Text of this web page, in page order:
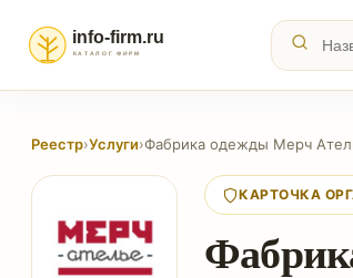
Реестр›Услуги›Фабрика одежды Мерч
КАРТОЧКА